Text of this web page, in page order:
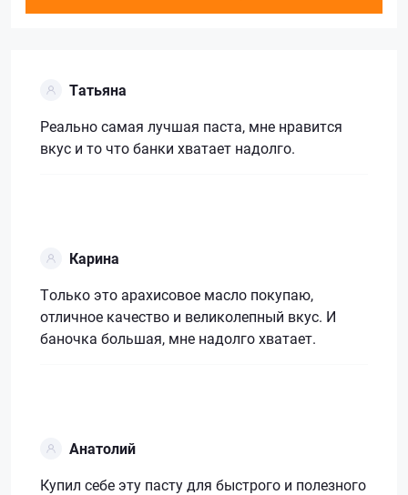
Татьяна
Реально самая лучшая паста, мне нравится
вкус и то что банки хватает надолго.
Карина
Только это арахисовое масло покупаю,
отличное качество и великолепный вкус. И
баночка большая, мне надолго хватает.
Анатолий
Купил себе эту пасту для быстрого и полезного